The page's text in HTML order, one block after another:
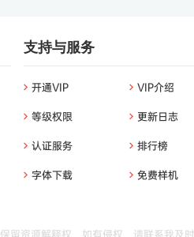
支持与服务
开通VIP VIP介绍
等级权限 更新日志
认证服务 排行榜
字体下载 免费样机
保留资源解释权，如有侵权，请联系我及